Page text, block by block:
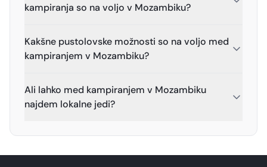
kampiranja so na voljo v Mozambiku?
Kakšne pustolovske možnosti so na voljo med
kampiranjem v Mozambiku?
Ali lahko med kampiranjem v Mozambiku
najdem lokalne jedi?